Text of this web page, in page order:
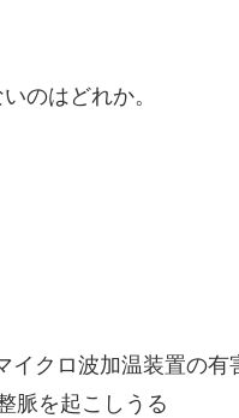
のはどれか。
クロ波加温装置の有
脈を起こしうる